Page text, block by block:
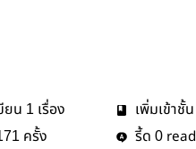
ยน 1 เรื่อง เพิ่มเข้าชั้น
ครั้ง รี้ด 0 read